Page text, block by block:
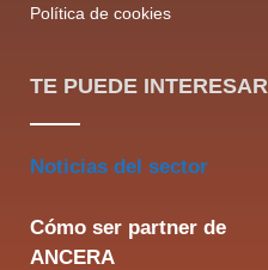
Política de cookies
TE PUEDE INTERESAR
Noticias del sector
Cómo ser partner de
ANCERA